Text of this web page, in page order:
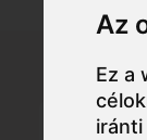
Az
Ez a